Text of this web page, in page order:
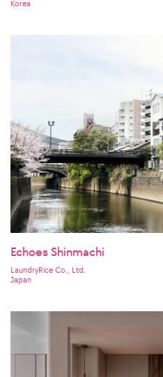
Korea
Echoes Shinmachi
LaundryRice Co., Ltd.
Japan